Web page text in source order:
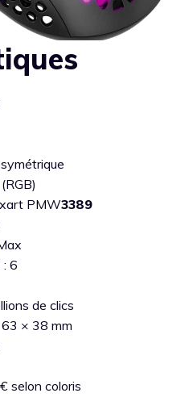
PMW3389
: 6
de clics
× 38 mm
selon coloris